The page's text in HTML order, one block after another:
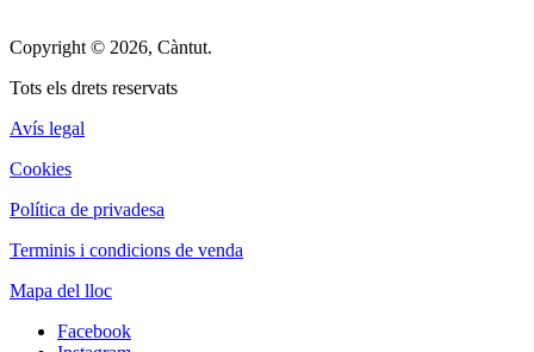
Copyright © 2026, Càntut.
Tots els drets reservats
Avís legal
Cookies
Política de privadesa
Terminis i condicions de venda
Mapa del lloc
Facebook